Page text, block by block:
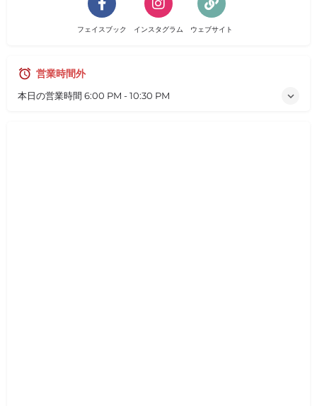
フェイスブック インスタグラム ウェブサイト
営業時間外
本日の営業時間 6:00 PM - 10:30 PM